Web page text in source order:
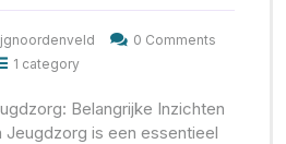
0 Comments
1 category
Belangrijke Inzichten
Jeugdzorg is een essentieel